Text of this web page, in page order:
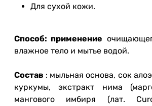
Для сухой кожи.
Способ: применение
влажное тело и мытье водой.
Состав : мыльная основа, сок
куркумы, экстракт нима
мангового имбиря (лат.